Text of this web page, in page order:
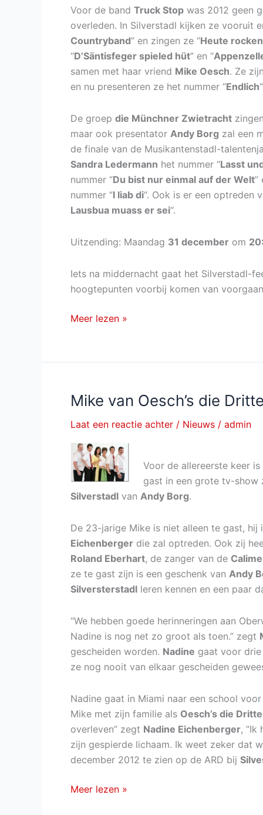
Voor de band Truck Stop was 2012 geen
overleden. In Silverstadl kijken ze vooruit
Countryband” en zingen ze “Heute
“D’Säntisfeger spieled hüt” en “
samen met haar vriend Mike Oesch. Ze
en nu presenteren ze het nummer “Endlich
De groep die Münchner Zwietracht
maar ook presentator Andy Borg zal een
de finale van de Musikantenstadl-
Sandra Ledermann het nummer “Lasst
nummer “Du bist nur einmal auf der Welt”
nummer “I liab di“. Ook is er een optreden
Lausbua muass er sei“.
Uitzending: Maandag 31 december om
Iets na middernacht gaat het Silverstadl-
hoogtepunten voorbij komen van
Silvesterstadl
december
Meer lezen »
Mike van Oesch’s die
Laat een reactie achter / Nieuws / admin
Voor de allereerste keer is
gast in een grote tv-show
Silverstadl van Andy Borg.
De 23-jarige Mike is niet alleen te gast,
Eichenberger die zal optreden. Ook zij
Roland Eberhart, de zanger van de
ze te gast zijn is een geschenk van Andy
Silversterstadl leren kennen en een paar
“We hebben goede herinneringen aan
Nadine is nog net zo groot als toen.” zegt
gescheiden worden. Nadine gaat voor drie
ze nog nooit van elkaar gescheiden
Nadine gaat in Miami naar een school
Mike met zijn familie als Oesch’s die
overleven” zegt Nadine Eichenberger, “Ik
zijn gespierde lichaam. Ik weet zeker dat
december 2012 te zien op de ARD bij
Mike
Meer lezen »